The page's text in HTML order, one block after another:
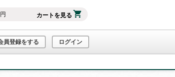
カートを見る
員登録をする ログイン